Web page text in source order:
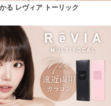
る レヴィア トーリック